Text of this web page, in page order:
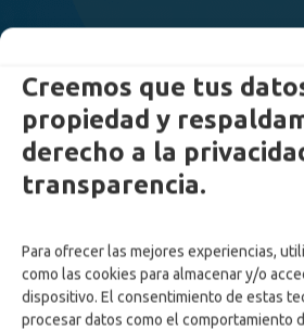
Creemos que tus
propiedad y
derecho a la
transparencia.
Para ofrecer las mejores experiencias,
como las cookies para almacenar y/o
dispositivo. El consentimiento de estas
procesar datos como el comportamiento